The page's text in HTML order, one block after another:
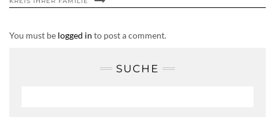
You must be logged in to post a comment.
SUCHE